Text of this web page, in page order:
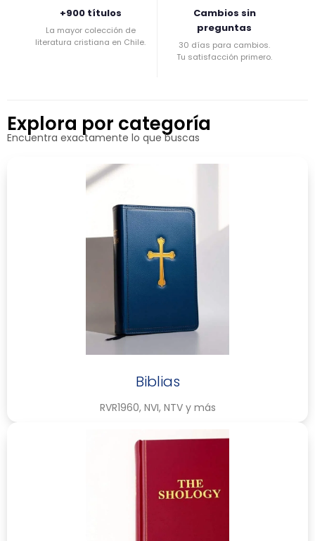
+900 títulos
La mayor colección de
literatura cristiana en Chile.
Cambios sin
preguntas
30 días para cambios.
Tu satisfacción primero.
Explora por categoría
Encuentra exactamente lo que buscas
Biblias
RVR1960, NVI, NTV y más